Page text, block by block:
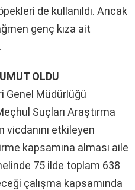
de kullanıldı. Ancak
genç kıza ait
OLDU
Genel Müdürlüğü
Suçları Araştırma
vicdanını etkileyen
kapsamına alması aile
75 ilde toplam 638
çalışma kapsamında